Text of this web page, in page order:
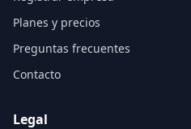
Planes y precios
Preguntas frecuentes
Contacto
Legal